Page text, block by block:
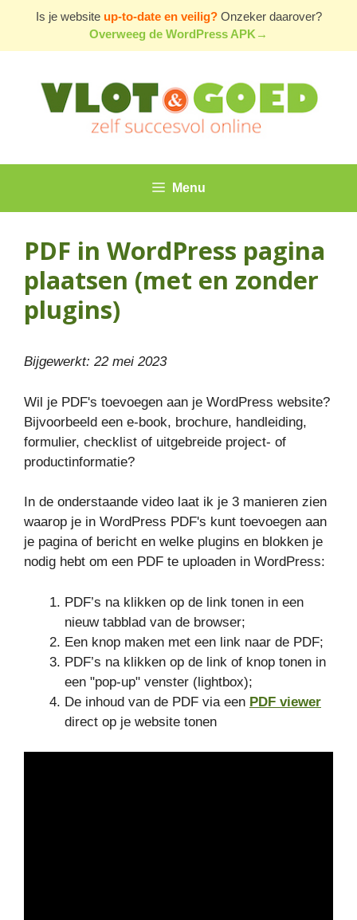
de
Is je website up-to-date en veilig? Onzeker daarover?
Overweeg de WordPress APK→
Menu
PDF in WordPress pagina
plaatsen (met en zonder
plugins)
Bijgewerkt: 22 mei 2023
Wil je PDF's toevoegen aan je WordPress website?
Bijvoorbeeld een e-book, brochure, handleiding,
formulier, checklist of uitgebreide project- of
productinformatie?
In de onderstaande video laat ik je 3 manieren zien
waarop je in WordPress PDF's kunt toevoegen aan
je pagina of bericht en welke plugins en blokken je
nodig hebt om een PDF te uploaden in WordPress:
PDF’s na klikken op de link tonen in een
nieuw tabblad van de browser;
Een knop maken met een link naar de PDF;
PDF’s na klikken op de link of knop tonen in
een "pop-up" venster (lightbox);
De inhoud van de PDF via een PDF viewer
direct op je website tonen